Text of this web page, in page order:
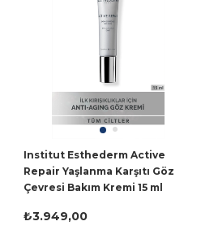
Institut Esthederm Active
Repair Yaşlanma Karşıtı Göz
Çevresi Bakım Kremi 15 ml
₺3.949,00